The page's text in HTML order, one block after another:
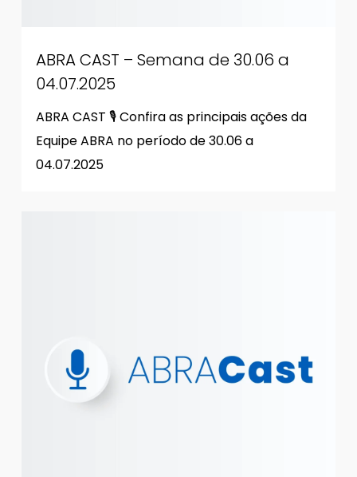
ABRA CAST – Semana de 30.06 a
04.07.2025
ABRA CAST 🎙 Confira as principais ações da
Equipe ABRA no período de 30.06 a
04.07.2025